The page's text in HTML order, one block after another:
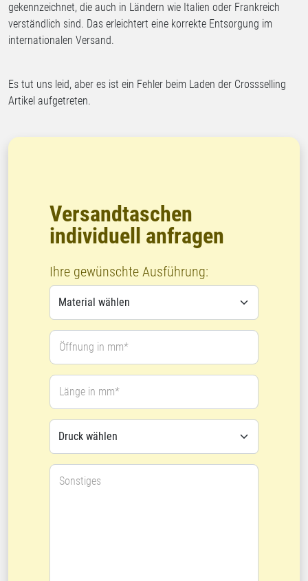
gekennzeichnet, die auch in Ländern wie Italien oder Frankreich
verständlich sind. Das erleichtert eine korrekte Entsorgung im
internationalen Versand.
Es tut uns leid, aber es ist ein Fehler beim Laden der Crossselling
Artikel aufgetreten.
Versandtaschen
individuell anfragen
Ihre gewünschte Ausführung:
Öffnung in mm*
Länge in mm*
Sonstiges